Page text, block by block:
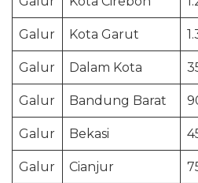
Galur Kota Garut
Galur Dalam Kota
Galur Bandung Barat
Galur Bekasi
Galur Cianjur